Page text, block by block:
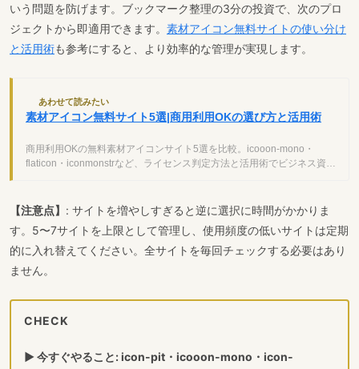
いう問題を防げます。ブックマーク整理の3分の投資で、次のプロ
ジェクトから即適用できます。 素材アイコン無料サイトの使い分け
と活用術も参考にすると、より効率的な管理が実現します。
あわせて読みたい
素材アイコン無料サイト5選|商用利用OKの選び方と活用術
商用利用OKの無料素材アイコンサイト5選を比較。icooon-mono・
flaticon・iconmonstrなど、ライセンス判定方法と活用術でビジネス資料
【注意点】 : サイトを増やしすぎると逆に選択に時間がかかりま
す。5〜7サイトを上限として管理し、使用頻度の低いサイトは定期
的に入れ替えてください。全サイトを毎回チェックする必要はあり
ません。
CHECK
▶ 今すぐやること: icon-pit・icooon-mono・icon-